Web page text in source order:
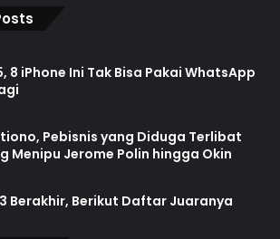
8 iPhone Ini Tak Bisa Pakai WhatsApp
Pebisnis yang Diduga Terlibat
Menipu Jerome Polin hingga Okin
Berakhir, Berikut Daftar Juaranya